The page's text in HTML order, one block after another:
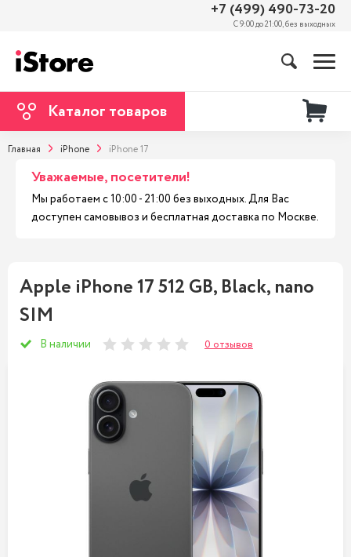
+7 (499) 490-73-20
С 9:00 до 21:00, без выходных
Каталог товаров
Главная iPhone iPhone 17
Уважаемые, посетители!
Мы работаем с 10:00 - 21:00 без выходных. Для Вас
доступен самовывоз и бесплатная доставка по Москве.
Apple iPhone 17 512 GB, Black, nano
SIM
В наличии 0 отзывов